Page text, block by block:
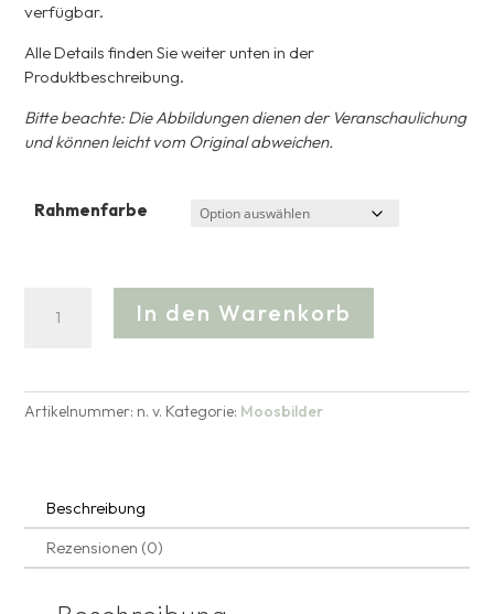
verfügbar.
Alle Details finden Sie weiter unten in der
Produktbeschreibung.
Bitte beachte: Die Abbildungen dienen der Veranschaulichung
und können leicht vom Original abweichen.
Rahmenfarbe
Polstermoos
Menge
In den Warenkorb
r
:
Artikelnummer: n. v. Kategorie: Moosbilder
Beschreibung
Rezensionen (0)